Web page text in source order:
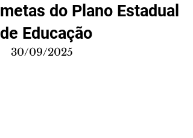
metas do Plano Estadual
de Educação
30/09/2025